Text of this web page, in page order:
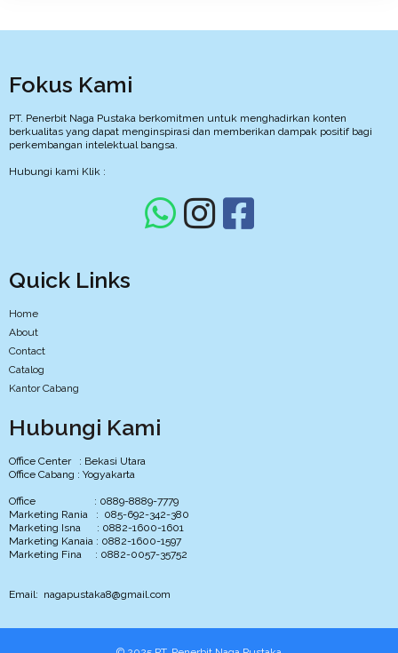
Fokus Kami
PT. Penerbit Naga Pustaka berkomitmen untuk menghadirkan konten
berkualitas yang dapat menginspirasi dan memberikan dampak positif bagi
perkembangan intelektual bangsa.
Hubungi kami Klik :
Quick Links
Home
About
Contact
Catalog
Kantor Cabang
Hubungi Kami
Office Center : Bekasi Utara
Office Cabang : Yogyakarta
Office : 0889-8889-7779
Marketing Rania : 085-692-342-380
Marketing Isna : 0882-1600-1601
Marketing Kanaia : 0882-1600-1597
Marketing Fina : 0882-0057-35752
Email: nagapustaka8@gmail.com